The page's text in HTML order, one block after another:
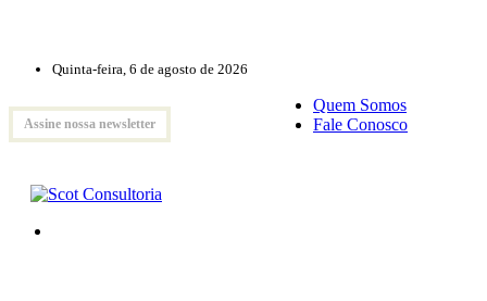
Quinta-feira, 6 de agosto de 2026
Assine nossa newsletter
Quem Somos
Fale Conosco